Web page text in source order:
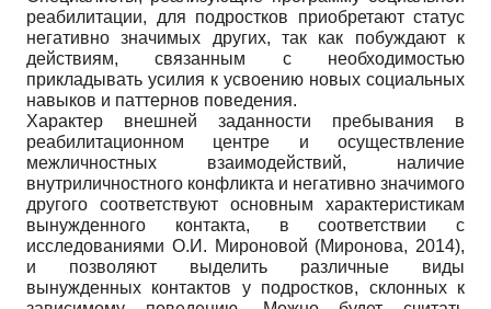
реабилитации, для подростков приобретают статус
негативно значимых других, так как побуждают к
действиям, связанным с необходимостью
прикладывать усилия к усвоению новых социальных
навыков и паттернов поведения.
Характер внешней заданности пребывания в
реабилитационном центре и осуществление
межличностных взаимодействий, наличие
внутриличностного конфликта и негативно значимого
другого соответствуют основным характеристикам
вынужденного контакта, в соответствии с
исследованиями О.И. Мироновой (Миронова, 2014),
и позволяют выделить различные виды
вынужденных контактов у подростков, склонных к